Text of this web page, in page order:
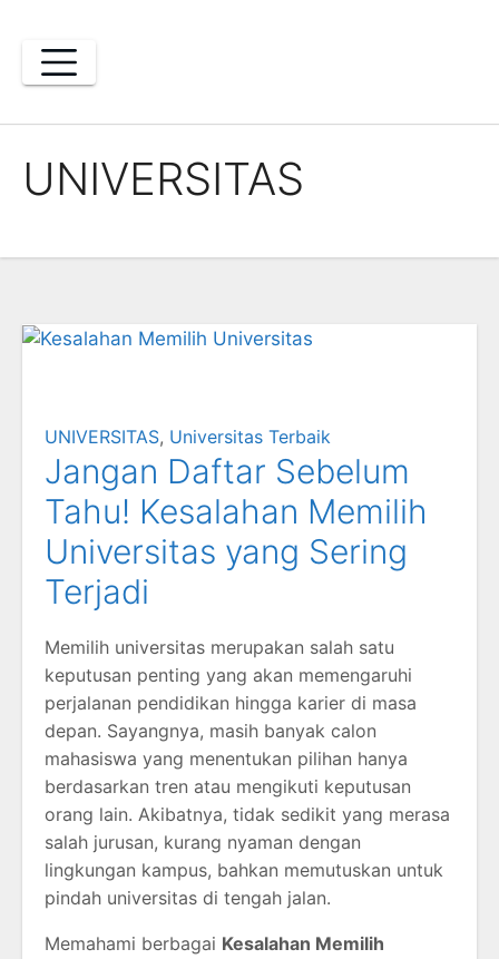
content
UNIVERSITAS
UNIVERSITAS, Universitas Terbaik
Jangan Daftar Sebelum
Tahu! Kesalahan Memilih
Universitas yang Sering
Terjadi
Memilih universitas merupakan salah satu
keputusan penting yang akan memengaruhi
perjalanan pendidikan hingga karier di masa
depan. Sayangnya, masih banyak calon
mahasiswa yang menentukan pilihan hanya
berdasarkan tren atau mengikuti keputusan
orang lain. Akibatnya, tidak sedikit yang merasa
salah jurusan, kurang nyaman dengan
lingkungan kampus, bahkan memutuskan untuk
pindah universitas di tengah jalan.
Memahami berbagai Kesalahan Memilih